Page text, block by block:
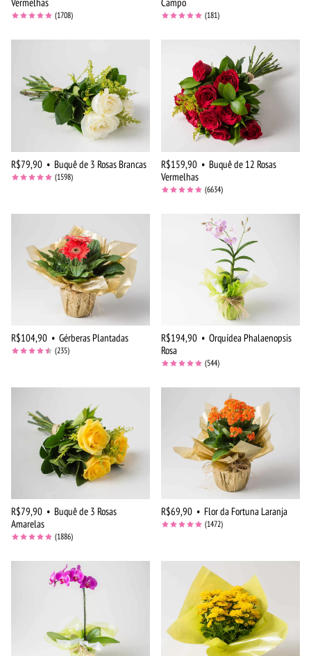
Vermelhas
(1708)
Campo
(181)
R$79,90 • Buquê de 3 Rosas Brancas
(1598)
R$159,90 • Buquê de 12 Rosas
Vermelhas
(6634)
R$104,90 • Gérberas Plantadas
(235)
R$194,90 • Orquídea Phalaenopsis
Rosa
(544)
R$79,90 • Buquê de 3 Rosas
Amarelas
(1886)
R$69,90 • Flor da Fortuna Laranja
(1472)